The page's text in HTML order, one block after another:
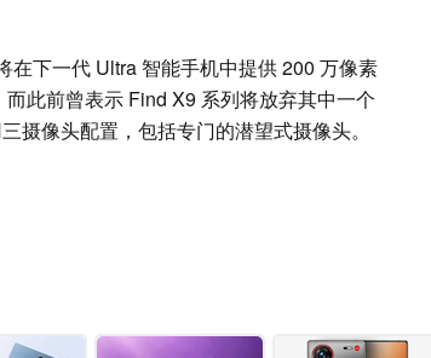
下一代 Ultra 智能手机中提供 200 万像素
此前曾表示 Find X9 系列将放弃其中一个
摄像头配置，包括专门的潜望式摄像头。